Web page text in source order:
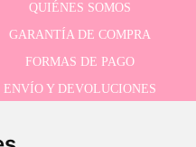
QUIÉNES SOMOS
GARANTÍA DE COMPRA
FORMAS DE PAGO
ENVÍO Y DEVOLUCIONES